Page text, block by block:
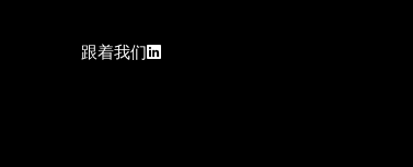
跟着我们